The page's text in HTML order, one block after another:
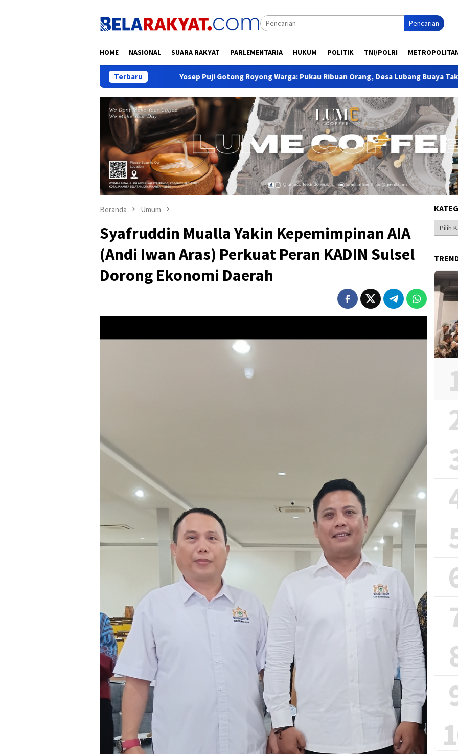
Pencarian
HOME NASIONAL SUARA RAKYAT PARLEMENTARIA HUKUM POLITIK TNI/POLRI
Terbaru
Yosep Puji Gotong Royong Warga: Pukau Ribuan Orang, Desa Lubang Buaya Taklukkan Gerak Jalan
Beranda Umum
Syafruddin Mualla Yakin Kepemimpinan AIA
(Andi Iwan Aras) Perkuat Peran KADIN Sulsel
Dorong Ekonomi Daerah
Berita